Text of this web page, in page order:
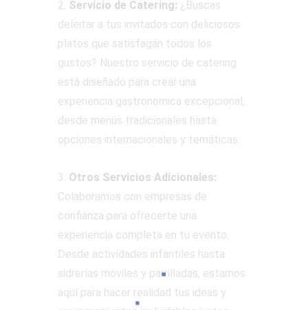
2. Servicio de Catering: ¿Buscas
deleitar a tus invitados con deliciosos
platos que satisfagan todos los
gustos? Nuestro servicio de catering
está diseñado para crear una
experiencia gastronómica excepcional,
desde menús tradicionales hasta
opciones internacionales y temáticas.
3. Otros Servicios Adicionales:
Colaboramos con empresas de
confianza para ofrecerte una
experiencia completa en tu evento.
Desde actividades infantiles hasta
sidrerías móviles y parrilladas, estamos
aquí para hacer realidad tus ideas y